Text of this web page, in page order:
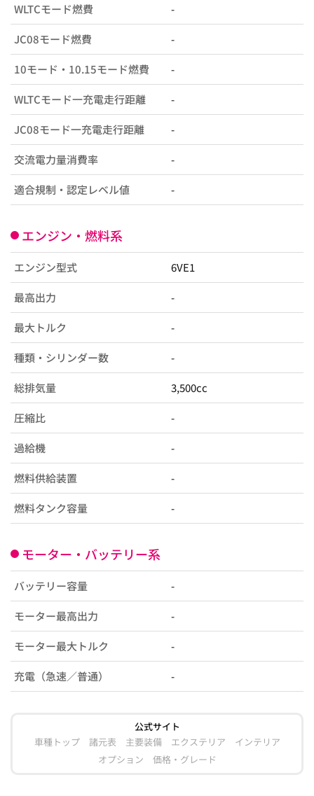
WLTCモード燃費 -
JC08モード燃費 -
10モード・10.15モード燃費 -
WLTCモード一充電走行距離 -
JC08モード一充電走行距離 -
交流電力量消費率 -
適合規制・認定レベル値 -
エンジン・燃料系
エンジン型式 6VE1
最高出力 -
最大トルク -
種類・シリンダー数 -
総排気量 3,500cc
圧縮比 -
過給機 -
燃料供給装置 -
燃料タンク容量 -
モーター・バッテリー系
バッテリー容量 -
モーター最高出力 -
モーター最大トルク -
充電（急速／普通） -
公式サイト
車種トップ
諸元表 主要装備 エクステリア
インテリア
オプション
価格・グレード